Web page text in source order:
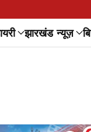
झारखंड न्यूज़